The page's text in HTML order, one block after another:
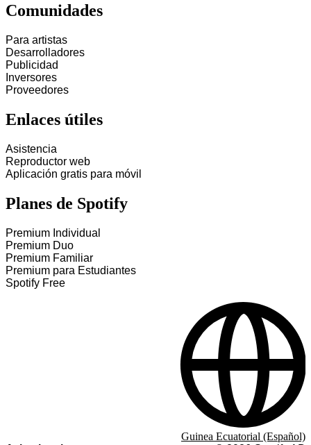
Comunidades
Para artistas
Desarrolladores
Publicidad
Inversores
Proveedores
Enlaces útiles
Asistencia
Reproductor web
Aplicación gratis para móvil
Planes de Spotify
Premium Individual
Premium Duo
Premium Familiar
Premium para Estudiantes
Spotify Free
Guinea Ecuatorial (Español)